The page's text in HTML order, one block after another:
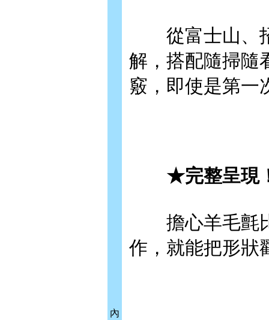
內
從富士山、招
解，搭配隨掃隨
竅，即使是第一
★完整呈現！
擔心羊毛氈比
作，就能把形狀